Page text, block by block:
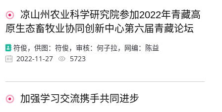
凉山州农业科学研究院参加2022年青藏高
原生态畜牧业协同创新中心第六届青藏论坛
符俊，供图：符俊，审核：何子拉，网编：陈益
2022-11-27
5723
加强学习交流携手共同进步